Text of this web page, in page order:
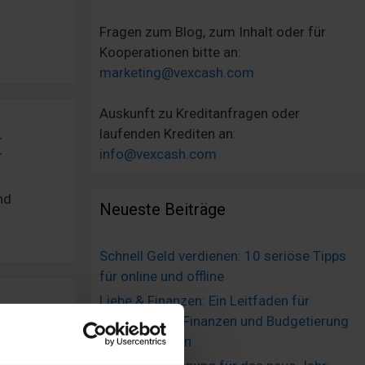
Fragen zum Blog, zum Inhalt oder für
Kooperationen bitte an:
marketing@vexcash.com
Auskunft zu Kreditanfragen oder
laufenden Krediten an:
info@vexcash.com
Neueste Beiträge
Schnell Geld verdienen: 10 seriöse Tipps
für online und offline
Liebe & Finanzen: Ein Leitfaden für
gemeinsame Finanzen und Budgetierung
in Beziehungen